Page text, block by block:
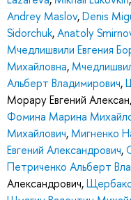
Andrey Maslov,Denis
Sidorchuk,Anatoly
Мчедлишвили Евгения
Михайловна,
Альберт Владимирович,
Морару Евгений
Фомина Марина
Михайлович, Мигненко
Евгений Александрович,
Петриченко Альберт
Александрович,